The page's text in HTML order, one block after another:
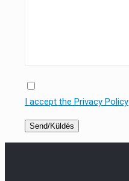
I accept the Privacy Policy